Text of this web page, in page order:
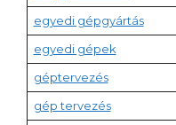
egyedi gépgyártás
egyedi gépek
géptervezés
gép tervezés